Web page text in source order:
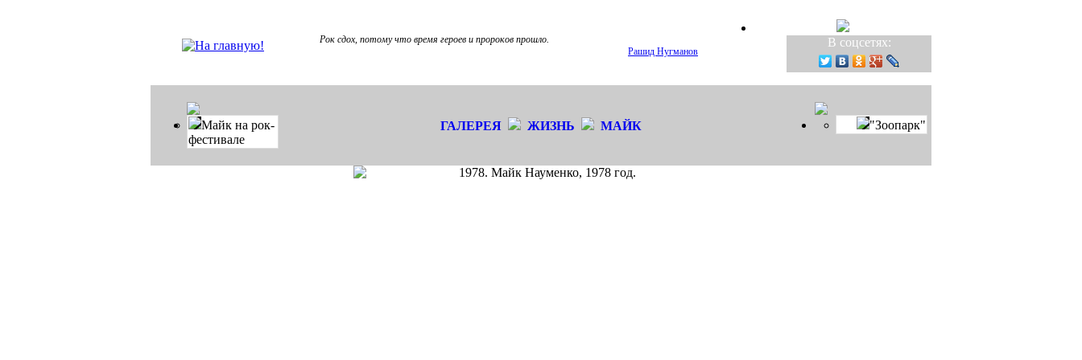
Рок сдох, потому что время героев и пророков прошло.
Рашид Нугманов
В соцсетях:
Майк на рок-
фестивале
ГАЛЕРЕЯ ЖИЗНЬ МАЙК "Зоопарк"